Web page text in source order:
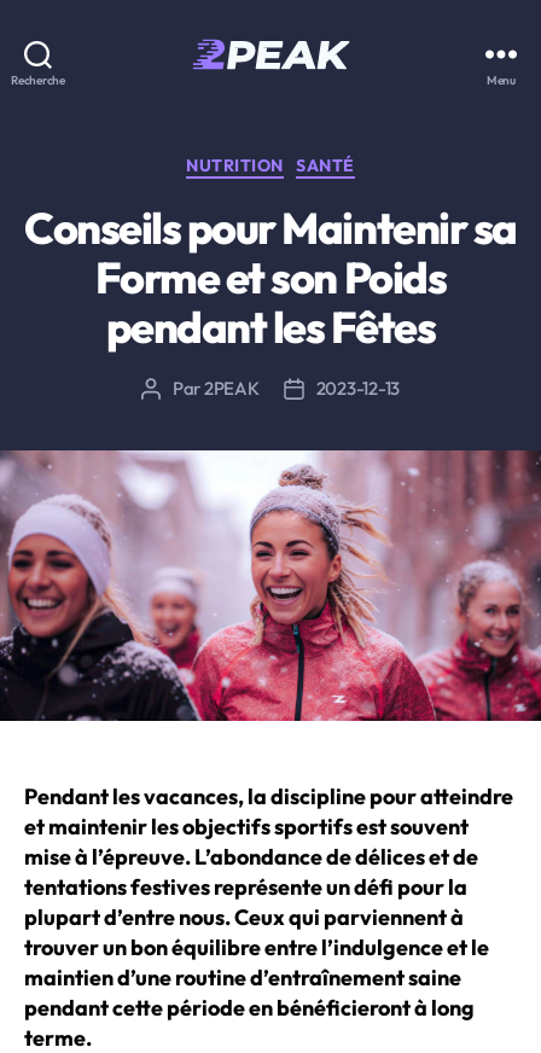
Recherche Menu
Catégories
NUTRITION SANTÉ
Conseils pour Maintenir sa
Forme et son Poids
pendant les Fêtes
Auteur
Par2PEAK
Date2023-12-13
Pendant les vacances, la discipline pour atteindre
et maintenir les objectifs sportifs est souvent
mise à l’épreuve. L’abondance de délices et de
tentations festives représente un défi pour la
plupart d’entre nous. Ceux qui parviennent à
trouver un bon équilibre entre l’indulgence et le
maintien d’une routine d’entraînement saine
pendant cette période en bénéficieront à long
terme.